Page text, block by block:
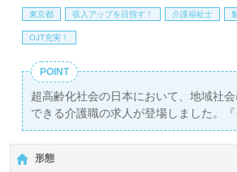
東京都 収入アップを目指す！ 介護福祉士
OJT充実！
POINT
超高齢化社会の日本において、地域社
できる介護職の求人が登場しました。『
和ハート＆ハートあだち』での正社員
248,000円から310,000円、賞与も年2
な条件が整っています。国家資格を持つ
形態